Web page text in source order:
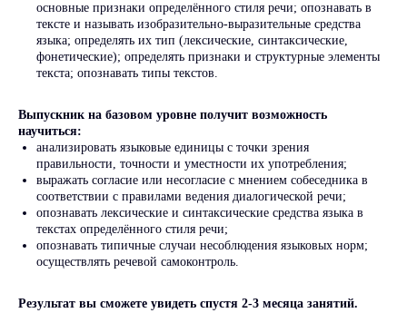
основные признаки определённого стиля речи; опознавать в
тексте и называть изобразительно-выразительные средства
языка; определять их тип (лексические, синтаксические,
фонетические); определять признаки и структурные элементы
текста; опознавать типы текстов.
Выпускник на базовом уровне получит возможность
научиться:
анализировать языковые единицы с точки зрения
правильности, точности и уместности их употребления;
выражать согласие или несогласие с мнением собеседника в
соответствии с правилами ведения диалогической речи;
опознавать лексические и синтаксические средства языка в
текстах определённого стиля речи;
опознавать типичные случаи несоблюдения языковых норм;
осуществлять речевой самоконтроль.
Результат вы сможете увидеть спустя 2-3 месяца занятий.
У нас учитьсявыгодно!
«СкиллПлюс» преподает по
образовательной лицензии,
поэтому можно вернуть до 13%
- 13%
Оформить
налоговый вычет
до